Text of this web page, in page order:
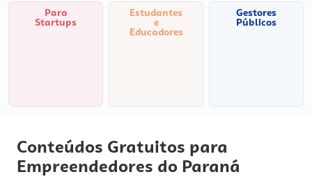
Para
Startups
Estudantes
e
Educadores
Gestores
Públicos
Conteúdos Gratuitos para
Empreendedores do Paraná